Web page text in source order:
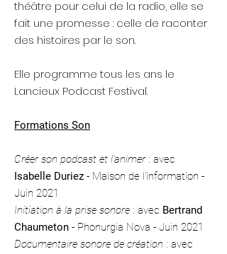
théâtre pour celui de la radio, elle se
fait une promesse : celle de raconter
des histoires par le son.
Elle programme tous les ans le
Lancieux Podcast Festival.
Formations Son
Créer son podcast et l'animer: avec
Isabelle Duriez - Maison de l'information -
Juin 2021
Initiation à la prise sonore : avec Bertrand
Chaumeton - Phonurgia Nova - Juin 2021
Documentaire sonore de création : avec